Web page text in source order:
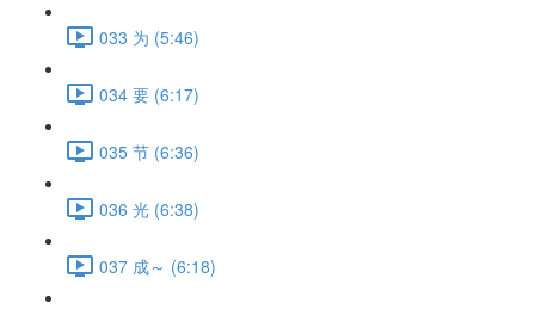
033 为 (5:46)
034 要 (6:17)
035 节 (6:36)
036 光 (6:38)
037 成～ (6:18)